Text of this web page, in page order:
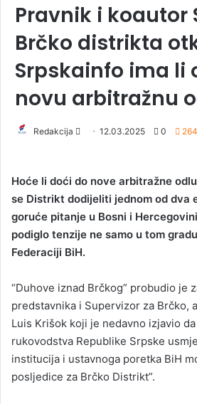
Pravnik i koautor
Brčko distrikta
Srpskainfo ima li
novu arbitražnu
Redakcija
d
a
n
e
m
i
l
12.03.2025 0 264
Hoće li doći do nove arbitražne
se Distrikt dodijeliti jednom od dva
goruće pitanje u Bosni i
podiglo tenzije ne samo u tom
Federaciji BiH.
“Duhove iznad Brčkog” probudio je
predstavnika i Supervizor za Brčko,
Luis Krišok koji je nedavno izjavio
rukovodstva Republike Srpske
institucija i ustavnoga poretka BiH
posljedice za Brčko Distrikt”.